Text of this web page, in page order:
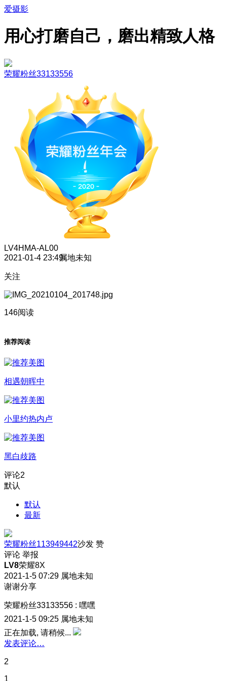
爱摄影
用心打磨自己，磨出精致人格
荣耀粉丝33133556
LV4HMA-AL00
2021-01-4 23:49属地未知
关注
146阅读
推荐阅读
相遇朝晖中
小里约热内卢
黑白歧路
评论2
默认
默认
最新
荣耀粉丝113949442沙发 赞
评论 举报
LV8荣耀8X
2021-1-5 07:29 属地未知
谢谢分享
荣耀粉丝33133556 : 嘿嘿
2021-1-5 09:25 属地未知
正在加载, 请稍候...
发表评论…
2
1